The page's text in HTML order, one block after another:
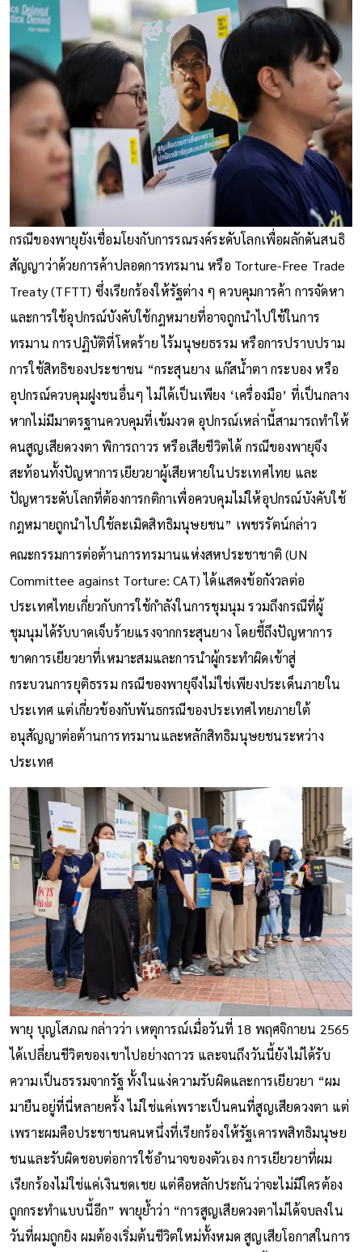
กรณีของพายุยังเชื่อมโยงกับการรณรงค์ระดับโลกเพื่อผลักดันสนธิ
สัญญาว่าด้วยการค้าปลอดการทรมาน หรือ Torture-Free Trade
Treaty (TFTT) ซึ่งเรียกร้องให้รัฐต่าง ๆ ควบคุมการค้า การจัดหา
และการใช้อุปกรณ์บังคับใช้กฎหมายที่อาจถูกนำไปใช้ในการ
ทรมาน การปฏิบัติที่โหดร้าย ไร้มนุษยธรรม หรือการปราบปราม
การใช้สิทธิของประชาชน “กระสุนยาง แก๊สน้ำตา กระบอง หรือ
อุปกรณ์ควบคุมฝูงชนอื่นๆ ไม่ได้เป็นเพียง ‘เครื่องมือ’ ที่เป็นกลาง
หากไม่มีมาตรฐานควบคุมที่เข้มงวด อุปกรณ์เหล่านี้สามารถทำให้
คนสูญเสียดวงตา พิการถาวร หรือเสียชีวิตได้ กรณีของพายุจึง
สะท้อนทั้งปัญหาการเยียวยาผู้เสียหายในประเทศไทย และ
ปัญหาระดับโลกที่ต้องการกติกาเพื่อควบคุมไม่ให้อุปกรณ์บังคับใช้
กฎหมายถูกนำไปใช้ละเมิดสิทธิมนุษยชน” เพชรรัตน์กล่าว
คณะกรรมการต่อต้านการทรมานแห่งสหประชาชาติ (UN
Committee against Torture: CAT) ได้แสดงข้อกังวลต่อ
ประเทศไทยเกี่ยวกับการใช้กำลังในการชุมนุม รวมถึงกรณีที่ผู้
ชุมนุมได้รับบาดเจ็บร้ายแรงจากกระสุนยาง โดยชี้ถึงปัญหาการ
ขาดการเยียวยาที่เหมาะสมและการนำผู้กระทำผิดเข้าสู่
กระบวนการยุติธรรม กรณีของพายุจึงไม่ใช่เพียงประเด็นภายใน
ประเทศ แต่เกี่ยวข้องกับพันธกรณีของประเทศไทยภายใต้
อนุสัญญาต่อต้านการทรมานและหลักสิทธิมนุษยชนระหว่าง
ประเทศ
พายุ บุญโสภณ กล่าวว่า เหตุการณ์เมื่อวันที่ 18 พฤศจิกายน 2565
ได้เปลี่ยนชีวิตของเขาไปอย่างถาวร และจนถึงวันนี้ยังไม่ได้รับ
ความเป็นธรรมจากรัฐ ทั้งในแง่ความรับผิดและการเยียวยา “ผม
มายืนอยู่ที่นี่หลายครั้ง ไม่ใช่แค่เพราะเป็นคนที่สูญเสียดวงตา แต่
เพราะผมคือประชาชนคนหนึ่งที่เรียกร้องให้รัฐเคารพสิทธิมนุษย
ชนและรับผิดชอบต่อการใช้อำนาจของตัวเอง การเยียวยาที่ผม
เรียกร้องไม่ใช่แค่เงินชดเชย แต่คือหลักประกันว่าจะไม่มีใครต้อง
ถูกกระทำแบบนี้อีก” พายุย้ำว่า “การสูญเสียดวงตาไม่ได้จบลงใน
วันที่ผมถูกยิง ผมต้องเริ่มต้นชีวิตใหม่ทั้งหมด สูญเสียโอกาสในการ